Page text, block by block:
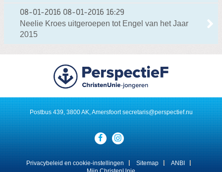
08-01-2016 08-01-2016 16:29
Neelie Kroes uitgeroepen tot Engel van het Jaar
2015
Postbus 439, 3800 AK, Amersfoortsecretaris@perspectief.nu
mediaPrivacybeleid en cookie-instellingen Sitemap
ANBI